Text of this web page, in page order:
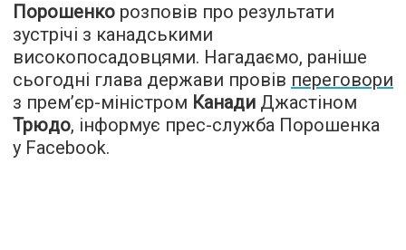
Порошенко розповів про результати
зустрічі з канадськими
високопосадовцями. Нагадаємо, раніше
сьогодні глава держави провів переговори
з прем’єр-міністром Канади Джастіном
Трюдо, інформує прес-служба Порошенка
у Facebook.